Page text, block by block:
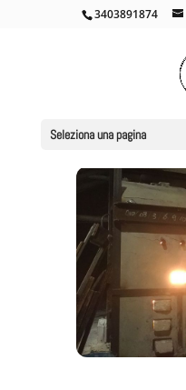
3403891874
Seleziona una pagina